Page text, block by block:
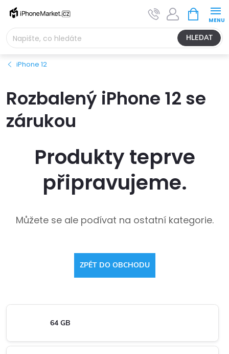
Přejít
obsah
HLEDAT
NÁKUPNÍ
KOŠÍK
iPhone 12
Rozbalený iPhone 12 se
zárukou
Produkty teprve
připravujeme.
Můžete se ale podívat na ostatní kategorie.
ZPĚT DO OBCHODU
64 GB